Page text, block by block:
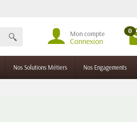
Mon compte
Connexion
0
Nos Solutions Métiers Nos Engagements